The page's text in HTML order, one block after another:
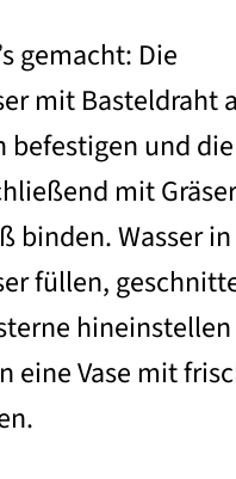
gemacht: Die
mit Basteldraht
befestigen und die
mit
binden. Wasser
füllen,
eine Vase mit